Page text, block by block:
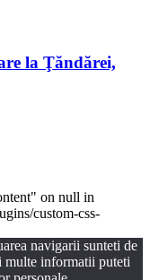
la Ţăndărei,
on null in
custom-css-
navigarii sunteti de
multe informatii puteti